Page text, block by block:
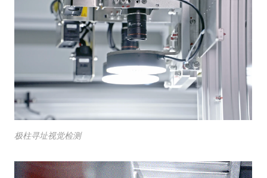
极柱寻址视觉检测